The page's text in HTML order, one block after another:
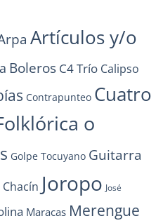
Artículos y/o
Boleros C4 Trío Calipso
Contrapunteo Cuatro
o
Golpe Tocuyano Guitarra
Chacín Joropo José
Maracas Merengue